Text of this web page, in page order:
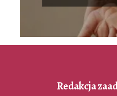
Redakcja